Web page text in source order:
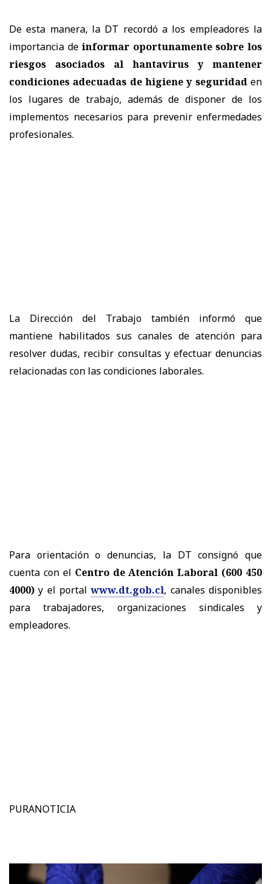
De esta manera, la DT recordó a los empleadores la
importancia deinformar oportunamente sobre los
riesgos asociados al hantavirus y mantener
condiciones adecuadas de higiene y seguridaden
los lugares de trabajo, además de disponer de los
implementos necesarios para prevenir enfermedades
profesionales.
La Dirección del Trabajo también informó que
mantiene habilitados sus canales de atención para
resolver dudas, recibir consultas y efectuar denuncias
relacionadas con las condiciones laborales.
Para orientación o denuncias, la DT consignó que
cuenta con el Centro de Atención Laboral (600 450
4000) y el portalwww.dt.gob.cl, canales disponibles
para trabajadores, organizaciones sindicales y
empleadores.
PURANOTICIA